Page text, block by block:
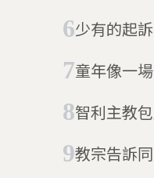
少有的起訴案例 澳洲樞
童年像一場地獄 德兒童
智利主教
教宗告訴